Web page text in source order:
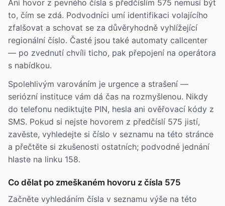
Ani hovor z pevného čísla s předčíslím 575 nemusí být
to, čím se zdá. Podvodníci umí identifikaci volajícího
zfalšovat a schovat se za důvěryhodně vyhlížející
regionální číslo. Časté jsou také automaty callcenter
— po zvednutí chvíli ticho, pak přepojení na operátora
s nabídkou.
Spolehlivým varováním je urgence a strašení —
seriózní instituce vám dá čas na rozmyšlenou. Nikdy
do telefonu nediktujte PIN, hesla ani ověřovací kódy z
SMS. Pokud si nejste hovorem z předčíslí 575 jistí,
zavěste, vyhledejte si číslo v seznamu na této stránce
a přečtěte si zkušenosti ostatních; podvodné jednání
hlaste na linku 158.
Co dělat po zmeškaném hovoru z čísla 575
Začněte vyhledáním čísla v seznamu výše na této